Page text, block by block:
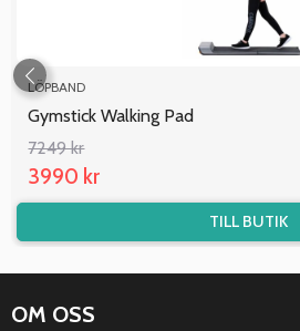
LÖPBAND
Gymstick Walking Pad
7249 kr
3990 kr
TILL BUTIK
OM OSS